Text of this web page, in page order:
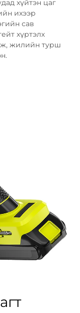
хүйтэн цаг
ихээр
сав
хүртэлх
жилийн турш